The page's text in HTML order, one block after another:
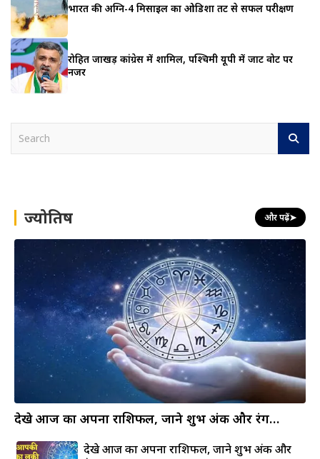
भारत की अग्नि-4 मिसाइल का ओडिशा तट से सफल परीक्षण
रोहित जाखड़ कांग्रेस में शामिल, पश्चिमी यूपी में जाट वोट पर
नजर
h ज्योतिष और पढ़ें➤
देखे आज का अपना राशिफल, जाने शुभ अंक और रंग…
देखे आज का अपना राशिफल, जाने शुभ अंक और